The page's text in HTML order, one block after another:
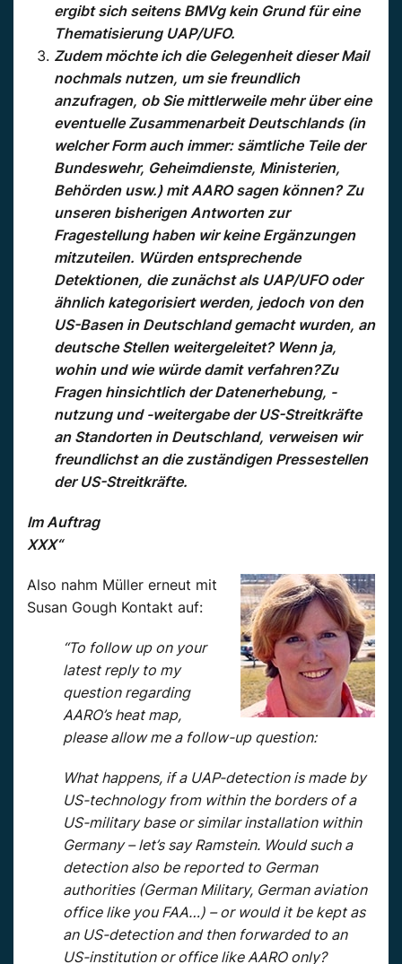
ergibt sich seitens BMVg kein Grund für eine
Thematisierung UAP/UFO.
Zudem möchte ich die Gelegenheit dieser Mail
nochmals nutzen, um sie freundlich
anzufragen, ob Sie mittlerweile mehr über eine
eventuelle Zusammenarbeit Deutschlands (in
welcher Form auch immer: sämtliche Teile der
Bundeswehr, Geheimdienste, Ministerien,
Behörden usw.) mit AARO sagen können?Zu
unseren bisherigen Antworten zur
Fragestellung haben wir keine Ergänzungen
mitzuteilen. Würden entsprechende
Detektionen, die zunächst als UAP/UFO oder
ähnlich kategorisiert werden, jedoch von den
US-Basen in Deutschland gemacht wurden, an
deutsche Stellen weitergeleitet? Wenn ja,
wohin und wie würde damit verfahren?Zu
Fragen hinsichtlich der Datenerhebung, -
nutzung und -weitergabe der US-Streitkräfte
an Standorten in Deutschland, verweisen wir
freundlichst an die zuständigen Pressestellen
der US-Streitkräfte.
Im Auftrag
XXX“
Also nahm Müller erneut mit
Susan Gough Kontakt auf:
“To follow up on your
latest reply to my
question regarding
AARO’s heat map,
please allow me a follow-up question:
What happens, if a UAP-detection is made by
US-technology from within the borders of a
US-military base or similar installation within
Germany – let’s say Ramstein. Would such a
detection also be reported to German
authorities (German Military, German aviation
office like you FAA…) – or would it be kept as
an US-detection and then forwarded to an
US-institution or office like AARO only?